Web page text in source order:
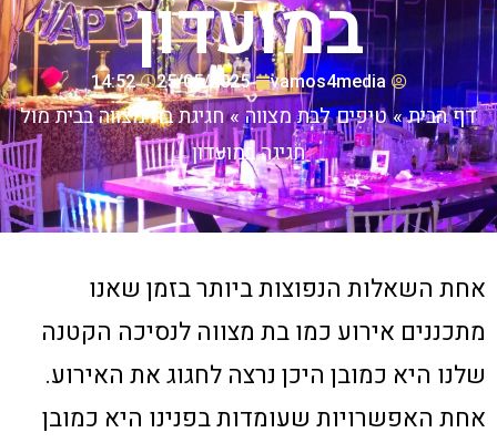
במועדון
vamos4media
25/05/2025
14:52
דף הבית»טיפים לבת מצווה»חגיגת בת מצווה בבית מול
חגיגה במועדון
אחת השאלות הנפוצות ביותר בזמן שאנו
מתכננים אירוע כמו בת מצווה לנסיכה הקטנה
שלנו היא כמובן היכן נרצה לחגוג את האירוע.
אחת האפשרויות שעומדות בפנינו היא כמובן